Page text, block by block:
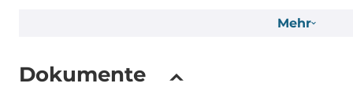
Mehr
Dokumente